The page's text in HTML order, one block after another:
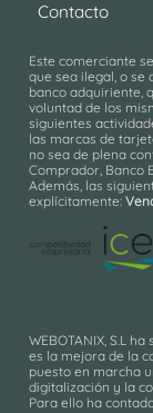
Contacto
Este comerciante
que sea ilegal, o se
banco adquiriente,
voluntad de los
siguientes
las marcas de
no sea de plena
Comprador, Banco
Además, las
explícitamente:
WEBOTANIX, S.L
es la mejora de la
puesto en marcha
digitalización y la
Para ello ha